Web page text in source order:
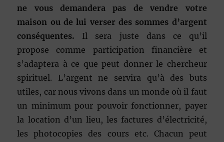
ne vous demandera pas de vendre votre
maison ou de lui verser des sommes d’argent
conséquentes. Il sera juste dans ce qu’il
propose comme participation financière et
s’adaptera à ce que peut donner le chercheur
spirituel. L’argent ne servira qu’à des buts
utiles, car nous vivons dans un monde où il faut
un minimum pour pouvoir fonctionner, payer
la location d’un lieu, les factures d’électricité,
les photocopies des cours etc. Chacun peut